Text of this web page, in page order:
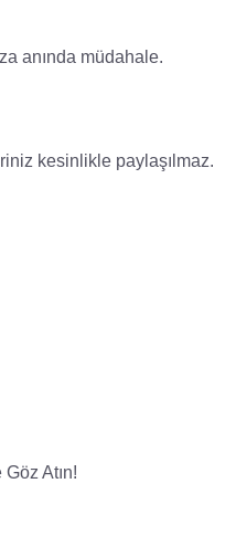
anında müdahale.
kesinlikle paylaşılmaz.
Göz Atın!